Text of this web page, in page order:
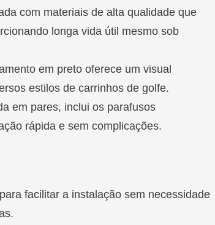
com materiais de alta qualidade que
longa vida útil mesmo sob
em preto oferece um visual
estilos de carrinhos de golfe.
em pares, inclui os parafusos
rápida e sem complicações.
facilitar a instalação sem necessidade